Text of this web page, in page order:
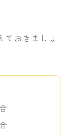
ておきましょ